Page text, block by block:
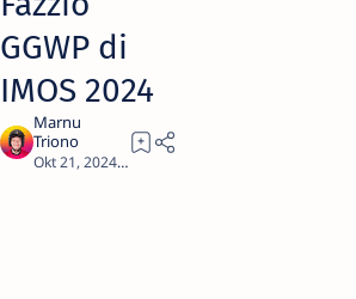
GGWP di
IMOS 2024